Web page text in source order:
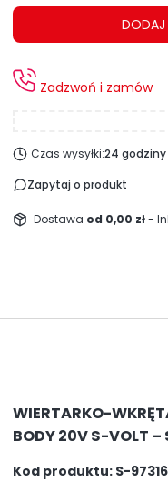
DODAJ
Zadzwoń i zamów
Czas wysyłki:24 godziny
Zapytaj o produkt
Dostawa od 0,00 zł-
WIERTARKO-
BODY 20V S-VOLT –
Kod produktu: S-97316